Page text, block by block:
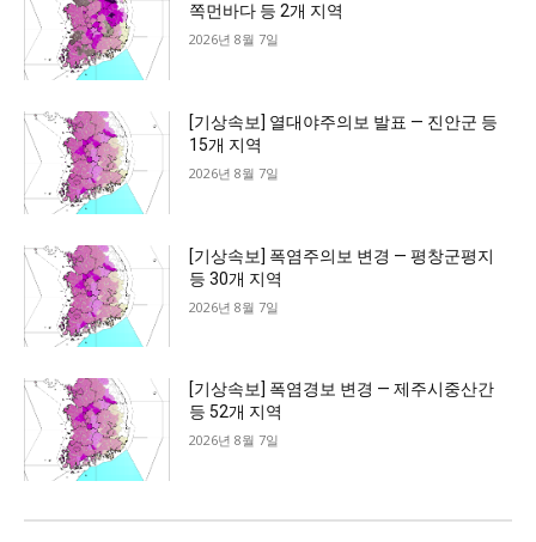
쪽먼바다 등 2개 지역
2026년 8월 7일
[기상속보] 열대야주의보 발표 — 진안군 등
15개 지역
2026년 8월 7일
[기상속보] 폭염주의보 변경 — 평창군평지
등 30개 지역
2026년 8월 7일
[기상속보] 폭염경보 변경 — 제주시중산간
등 52개 지역
2026년 8월 7일